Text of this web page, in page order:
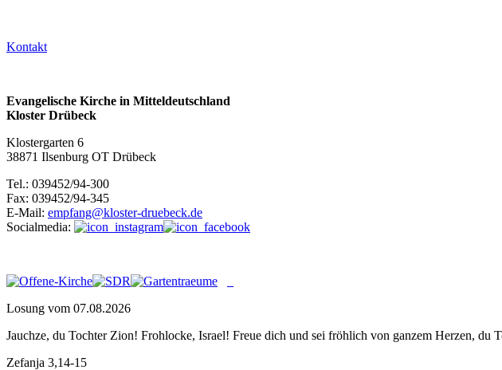
Kontakt
Evangelische Kirche in Mitteldeutschland
Kloster Drübeck
Klostergarten 6
38871 Ilsenburg OT Drübeck
Tel.: 039452/94-300
Fax: 039452/94-345
E-Mail: empfang@kloster-druebeck.de
Socialmedia:
Losung vom 07.08.2026
Jauchze, du Tochter Zion! Frohlocke, Israel! Freue dich und sei fröhlich von ganzem Herzen, du
Zefanja 3,14-15